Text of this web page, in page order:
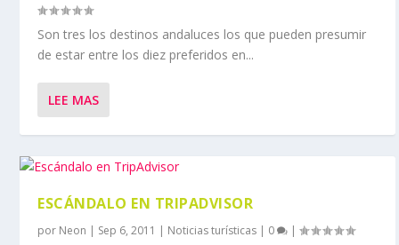
Son tres los destinos andaluces los que pueden presumir
de estar entre los diez preferidos en...
LEE MAS
ESCÁNDALO EN TRIPADVISOR
por Neon | Sep 6, 2011 | Noticias turísticas | 0 |